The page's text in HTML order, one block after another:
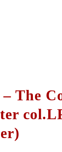
The